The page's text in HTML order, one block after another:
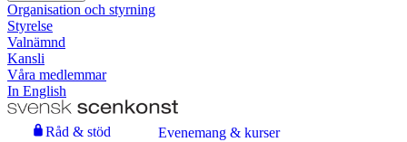
Organisation och styrning
Styrelse
Valnämnd
Kansli
Våra medlemmar
In English
Råd & stöd
Evenemang & kurser